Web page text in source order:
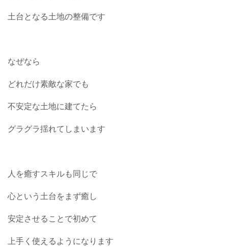
土台となる土地の整備です
なぜなら
どれだけ素敵な家でも
不安定な土地に建てたら
グラグラ揺れてしまいます
人を癒すスキルも同じで
心という土台をまず癒し
安定させることで初めて
上手く使えるようになります